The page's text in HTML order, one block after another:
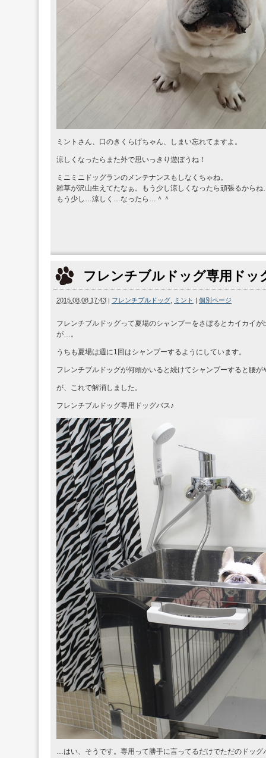
ミントさん、口のきくらげちゃん、しまい忘れてますよ。
涼しくなったらまた外で思いっきり遊ぼうね！
ミニミニドッグランのメンテナンスもしなくちゃね。
雑草が沢山生えてたなぁ。もう少し涼しくなったら頑張るから
もう少し…涼しく…なったら…＾＾
フレンチブルドッグ専用ドッ
2015.08.08 17:43 | フレンチブルドッグ ミント | 個別ページ
フレンチブルドッグって夏場のシャンプーをさぼるとカイカイ
が…。
うちも夏場は週に1回はシャンプーするようにしています。
フレンチブルドッグが何頭かいると続けてシャンプーすると腰
が、これで解消しました。
フレンチブルドッグ専用ドッグバス♪
…はい、そうです。専用って勝手に言ってるだけでただのドッグ